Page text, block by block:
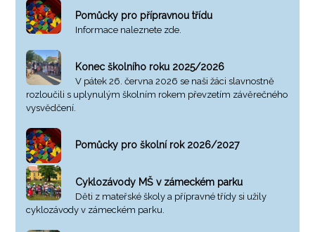
Pomůcky pro přípravnou třídu
Informace naleznete zde.
Konec školního roku 2025/2026
V pátek 26. června 2026 se naši žáci slavnostně
rozloučili s uplynulým školním rokem převzetím závěrečného
vysvědčení.
Pomůcky pro školní rok 2026/2027
Cyklozávody MŠ v zámeckém parku
Děti z mateřské školy a přípravné třídy si užily
cyklozávody v zámeckém parku.